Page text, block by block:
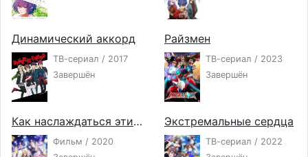
Динамический аккорд
ТВ-сериал / 2017
Завершён
Райзмен
ТВ-сериал / 2023
Завершён
Как наслаждаться этим миром: Секретная история. Фильм
Фильм / 2020
Экстремальные сердца
ТВ-сериал / 2022